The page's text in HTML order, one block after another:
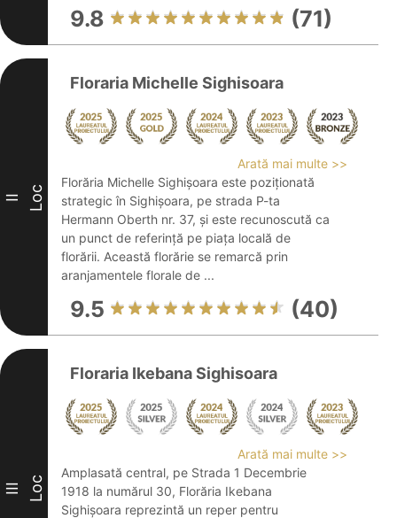
9.8 (71)
II Loc
Floraria Michelle Sighisoara
Arată mai multe >>
Florăria Michelle Sighişoara este poziționată
strategic în Sighişoara, pe strada P-ta
Hermann Oberth nr. 37, și este recunoscută ca
un punct de referință pe piața locală de
florării. Această florărie se remarcă prin
aranjamentele florale de ...
9.5 (40)
III Loc
Floraria Ikebana Sighisoara
Arată mai multe >>
Amplasată central, pe Strada 1 Decembrie
1918 la numărul 30, Florăria Ikebana
Sighişoara reprezintă un reper pentru